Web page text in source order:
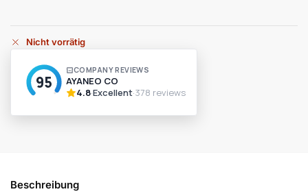
Nicht vorrätig
Beschreibung